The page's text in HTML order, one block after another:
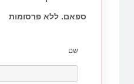
ספאם. ללא פרסומות
שם